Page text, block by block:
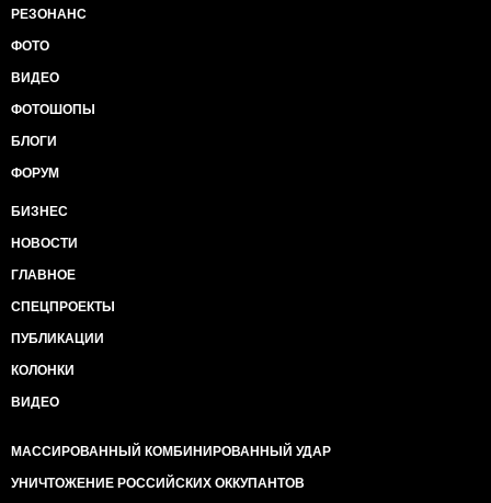
РЕЗОНАНС
ФОТО
ВИДЕО
ФОТОШОПЫ
БЛОГИ
ФОРУМ
БИЗНЕС
НОВОСТИ
ГЛАВНОЕ
СПЕЦПРОЕКТЫ
ПУБЛИКАЦИИ
КОЛОНКИ
ВИДЕО
МАССИРОВАННЫЙ КОМБИНИРОВАННЫЙ УДАР
УНИЧТОЖЕНИЕ РОССИЙСКИХ ОККУПАНТОВ